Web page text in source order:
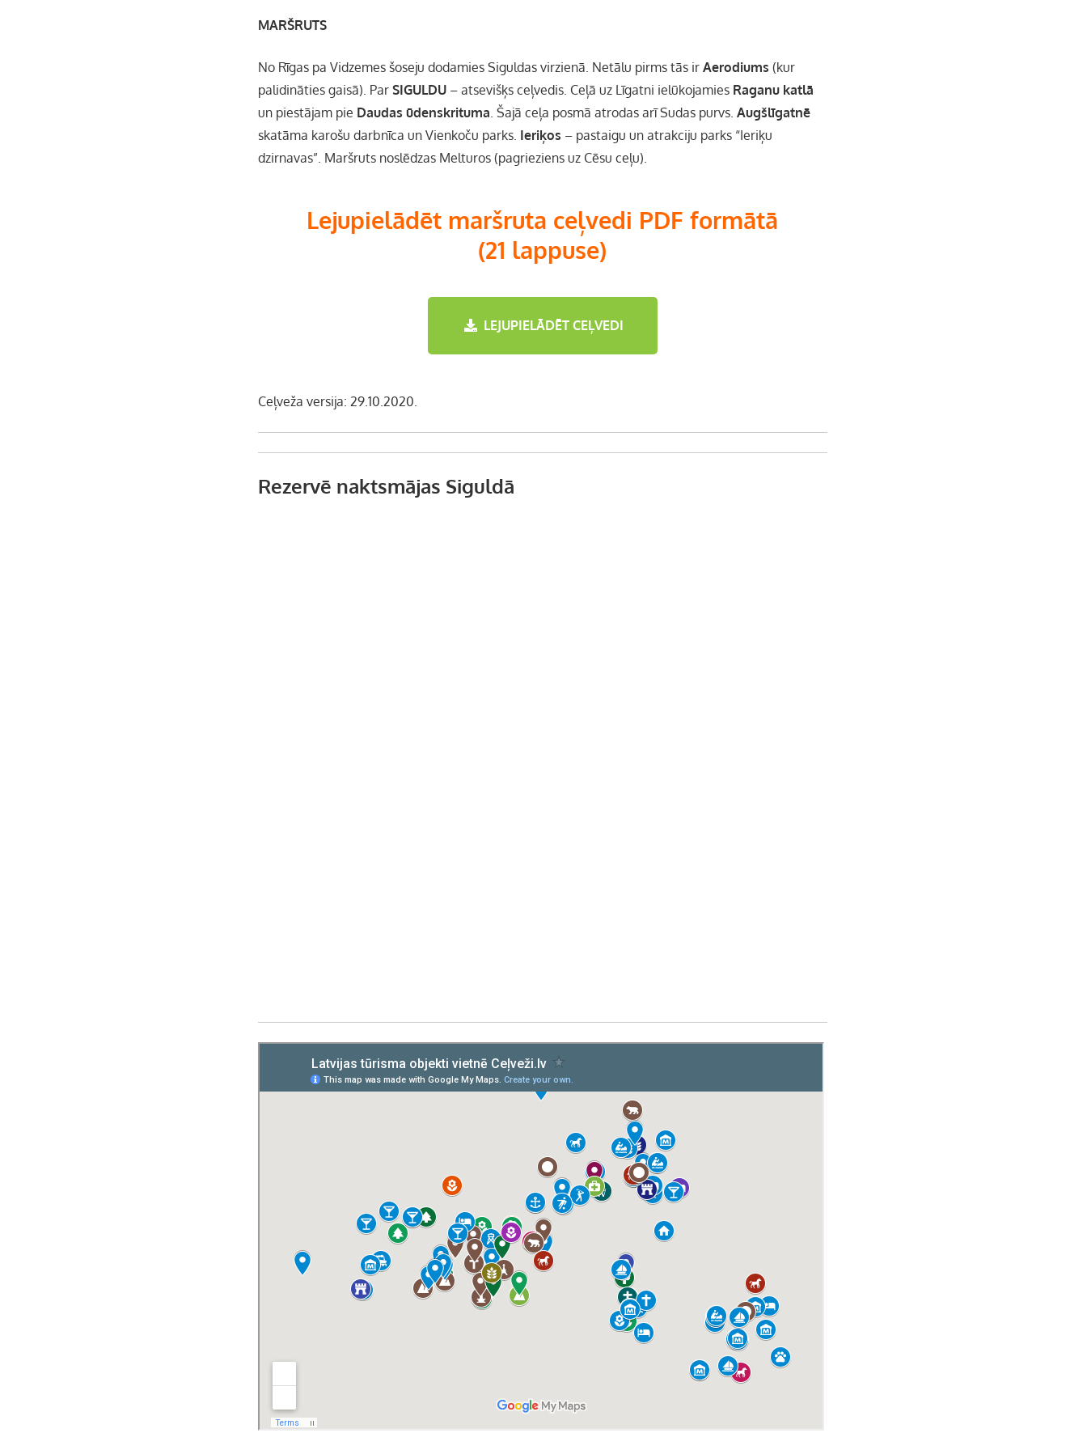
MARŠRUTS
No Rīgas pa Vidzemes šoseju dodamies Siguldas virzienā. Netālu pirms tās irAerodiums (kur
palidināties gaisā). ParSIGULDU – atsevišķs ceļvedis. Ceļā uz Līgatni ielūkojamies Raganu katlā
un piestājam pie Daudas ūdenskrituma. Šajā ceļa posmā atrodas arī Sudas purvs.Augšlīgatnē
skatāma karošu darbnīca un Vienkoču parks. Ieriķos – pastaigu un atrakciju parks “Ieriķu
dzirnavas”. Maršruts noslēdzas Melturos (pagrieziens uz Cēsu ceļu).
Lejupielādēt maršruta ceļvedi PDF formātā
(21 lappuse)
LEJUPIELĀDĒT CEĻVEDI
Ceļveža versija: 29.10.2020.
Rezervē naktsmājas Siguldā